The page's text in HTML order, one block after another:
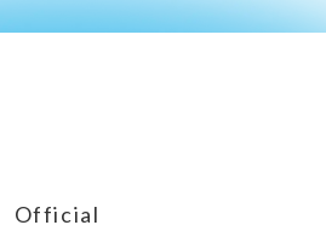
Official